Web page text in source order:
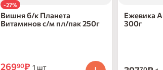
-27%
Вишня б/к Планета
Витаминов с/м пл/пак 250г
26990₽ 1 шт
Ежевика
300г